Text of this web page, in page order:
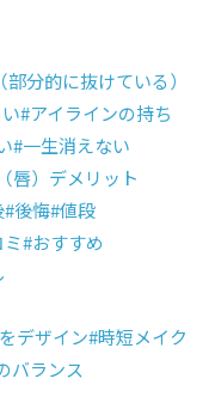
分的に抜けている）
#アイラインの持ち
#一生消えない
唇）デメリット
#後悔#値段
#おすすめ
デザイン#時短メイク
バランス